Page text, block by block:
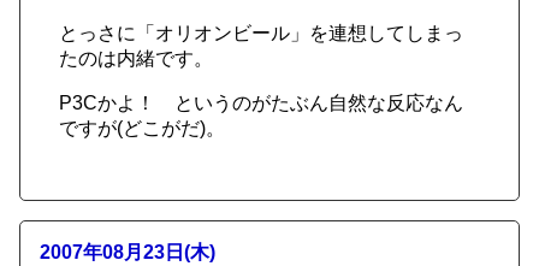
とっさに「オリオンビール」を連想してしまっ
たのは内緒です。
P3Cかよ！ というのがたぶん自然な反応なん
ですが(どこがだ)。
2007年08月23日(木)